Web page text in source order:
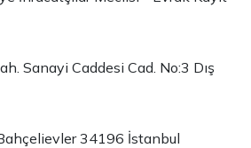
Sanayi Caddesi Cad. No:3 Dış
34196 İstanbul